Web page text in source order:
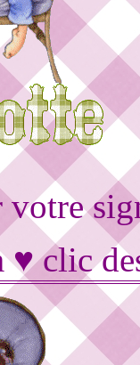
votre
♥ clic